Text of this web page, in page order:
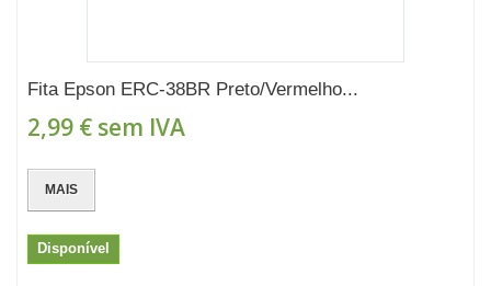
Fita Epson ERC-38BR Preto/Vermelho...
2,99 € sem IVA
MAIS
Disponível